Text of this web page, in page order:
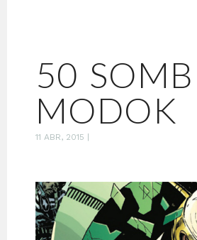
50
MODOK
11 ABR, 2015